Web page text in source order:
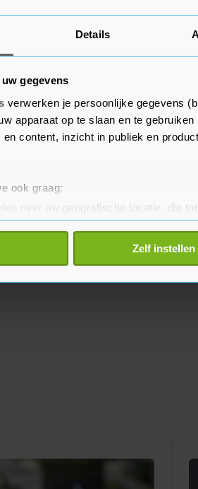
Details
gegevens
verwerken je persoonlijke gegevens
apparaat op te slaan en te
en content, inzicht in publiek en
ook graag:
over uw geografische locatie, die
door het actief te scannen op
gegevens worden verwerkt
wijzigen of intrekken in de
Zelf instellen
met succes. In 2002 maakte hij
reis naar Italië.